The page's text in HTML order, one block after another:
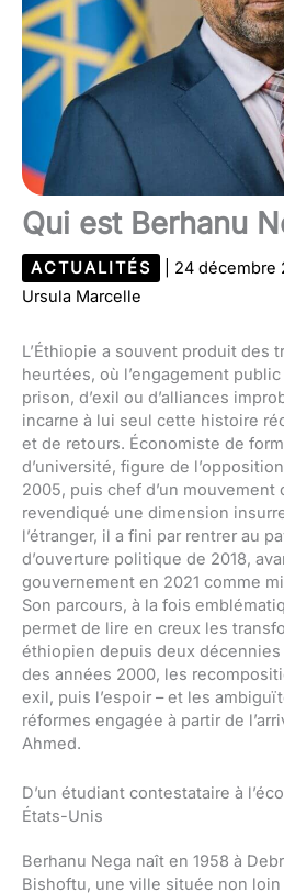
Qui est Berhanu
ACTUALITÉS 24 décembre
Ursula Marcelle
L’Éthiopie a souvent produit des
heurtées, où l’engagement
prison, d’exil ou d’alliances
incarne à lui seul cette histoire
et de retours. Économiste de
d’université, figure de
2005, puis chef d’un mouvement
revendiqué une dimension
l’étranger, il a fini par rentrer au
d’ouverture politique de 2018,
gouvernement en 2021 comme
Son parcours, à la fois
permet de lire en creux les
éthiopien depuis deux
des années 2000, les
exil, puis l’espoir – et les
réformes engagée à partir de
Ahmed.
D’un étudiant contestataire à
États-Unis
Berhanu Nega naît en 1958 à
Bishoftu, une ville située non loin